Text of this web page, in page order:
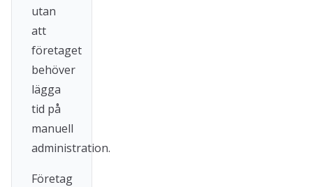
utan
att
företaget
behöver
lägga
tid på
manuell
administration.
Företag